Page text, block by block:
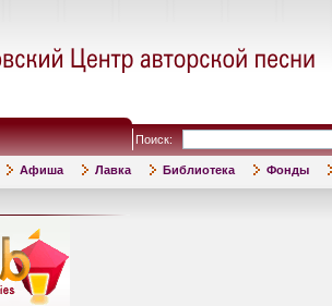
Поиск:
Афиша Лавка Библиотека Фонды